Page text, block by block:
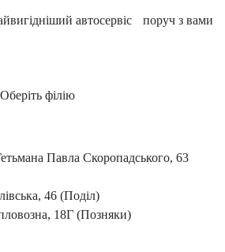
автосервіс поруч з вами
Оберіть філію
Павла Скоропадського, 63
46 (Поділ)
18Г (Позняки)